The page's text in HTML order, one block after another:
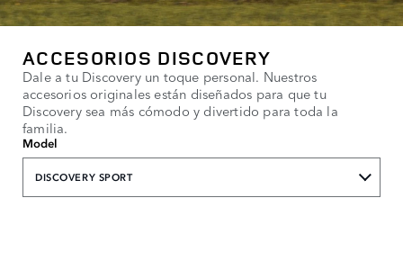
ACCESORIOS DISCOVERY
Dale a tu Discovery un toque personal. Nuestros
accesorios originales están diseñados para que tu
Discovery sea más cómodo y divertido para toda la
familia.
Model
DISCOVERY SPORT